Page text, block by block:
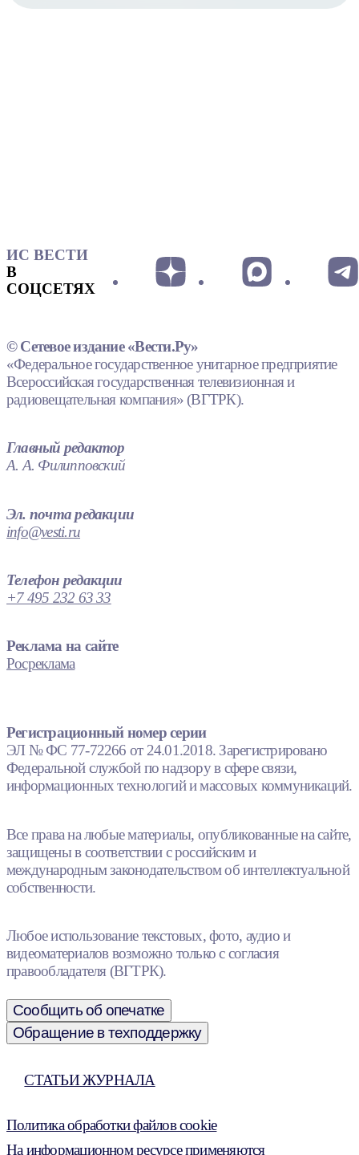
ИС ВЕСТИ
В
СОЦСЕТЯХ
© Сетевое издание «Вести.Ру»
«Федеральное государственное унитарное предприятие
Всероссийская государственная телевизионная и
радиовещательная компания» (ВГТРК).
Главный редактор
А. А. Филипповский
Эл. почта редакции
info@vesti.ru
Телефон редакции
+7 495 232 63 33
Реклама на сайте
Росреклама
Регистрационный номер серии
ЭЛ № ФС 77-72266 от 24.01.2018. Зарегистрировано
Федеральной службой по надзору в сфере связи,
информационных технологий и массовых коммуникаций.
Все права на любые материалы, опубликованные на сайте,
защищены в соответствии с российским и
международным законодательством об интеллектуальной
собственности.
Любое использование текстовых, фото, аудио и
видеоматериалов возможно только с согласия
правообладателя (ВГТРК).
Сообщить об опечатке
Обращение в техподдержку
СТАТЬИ ЖУРНАЛА
Политика обработки файлов cookie
На информационном ресурсе применяются